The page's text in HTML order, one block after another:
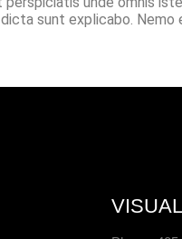
sunt explicabo.